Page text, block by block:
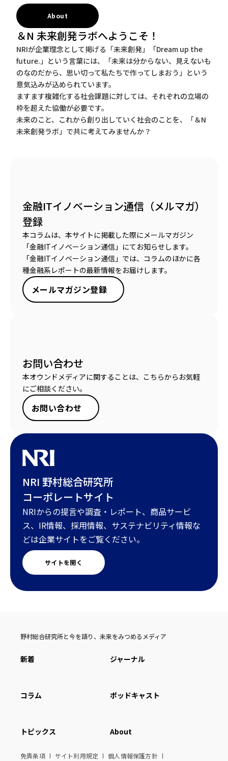
About
＆N 未来創発ラボへようこそ！
NRIが企業理念として掲げる「未来創発」「Dream up the
future.」という言葉には、「未来は分からない、見えないも
のなのだから、思い切って私たちで作ってしまおう」という
意気込みが込められています。
ますます複雑化する社会課題に対しては、それぞれの立場の
枠を超えた協働が必要です。
未来のこと、これから創り出していく社会のことを、「＆N
未来創発ラボ」で共に考えてみませんか？
金融ITイノベーション通信（メルマガ）
登録
本コラムは、本サイトに掲載した際にメールマガジン
「金融ITイノベーション通信」にてお知らせします。
「金融ITイノベーション通信」では、コラムのほかに各
種金融系レポートの最新情報をお届けします。
メールマガジン登録
お問い合わせ
本オウンドメディアに関することは、こちらからお気軽
にご相談ください。
お問い合わせ
NRI 野村総合研究所
コーポレートサイト
NRIからの提言や調査・レポート、商品サービ
ス、IR情報、採用情報、サステナビリティ情報な
どは企業サイトをご覧ください。
サイトを開く
野村総合研究所と今を語り、未来をみつめるメディア
新着 ジャーナル
コラム ポッドキャスト
トピックス About
免責条項 サイト利用規定 個人情報保護方針